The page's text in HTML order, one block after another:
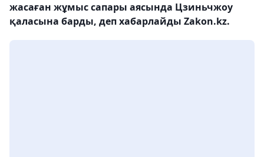
жасаған жұмыс сапары аясында Цзиньчжоу
қаласына барды, деп хабарлайды Zakon.kz.